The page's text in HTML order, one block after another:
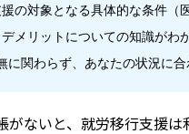
の対象となる具体的な条件（
メリットについての知識がわ
に関わらず、あなたの状況に
がないと、就労移行支援